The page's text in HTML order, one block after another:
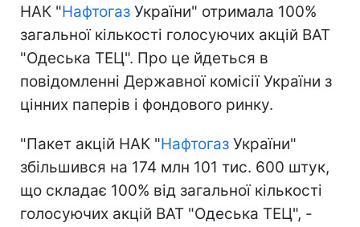
НАК "Нафтогаз України" отримала 100%
загальної кількості голосуючих акцій ВАТ
"Одеська ТЕЦ". Про це йдеться в
повідомленні Державної комісії України з
цінних паперів і фондового ринку.
"Пакет акцій НАК "Нафтогаз України"
збільшився на 174 млн 101 тис. 600 штук,
що складає 100% від загальної кількості
голосуючих акцій ВАТ "Одеська ТЕЦ", -